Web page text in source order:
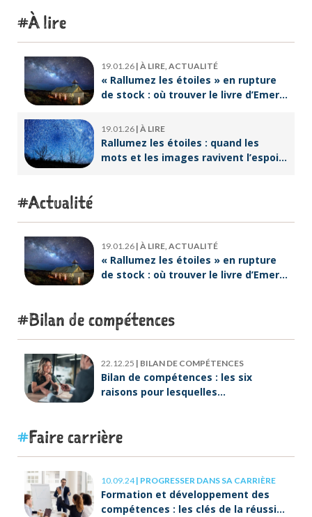
À lire
19.01.26 | À LIRE, ACTUALITÉ
« Rallumez les étoiles » en rupture
de stock : où trouver le livre d’Emeric
19.01.26 | À LIRE
Rallumez les étoiles : quand les
mots et les images ravivent l’espoir
Actualité
19.01.26 | À LIRE, ACTUALITÉ
« Rallumez les étoiles » en rupture
de stock : où trouver le livre d’Emeric
Bilan de compétences
22.12.25 | BILAN DE COMPÉTENCES
Bilan de compétences : les six
raisons pour lesquelles
Faire carrière
10.09.24| PROGRESSER DANS SA CARRIÈRE
Formation et développement des
compétences : les clés de la réussite